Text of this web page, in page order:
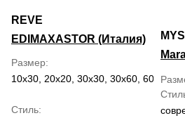
REVE
EDIMAXASTOR (Италия)
Размер
10x30, 20x20, 30x30, 30x60, 60x120,
Стиль